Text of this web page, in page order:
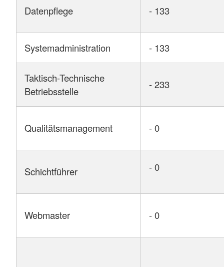
Datenpflege - 133
Systemadministration - 133
Taktisch-Technische
Betriebsstelle
- 233
Qualitätsmanagement - 0
Schichtführer - 0
Webmaster - 0